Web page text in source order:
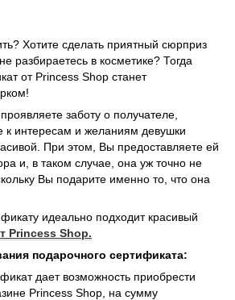
Хотите сделать приятный сюрприз
разбираетесь в косметике? Тогда
от Princess Shop станет
заботу о получателе,
к интересам и желаниям девушки
При этом, Вы предоставляете ей
и, в таком случае, она уж точно не
Вы подарите именно то, что она
идеально подходит красивый
Princess Shop.
подарочного сертификата:
дает возможность приобрести
Princess Shop, на сумму